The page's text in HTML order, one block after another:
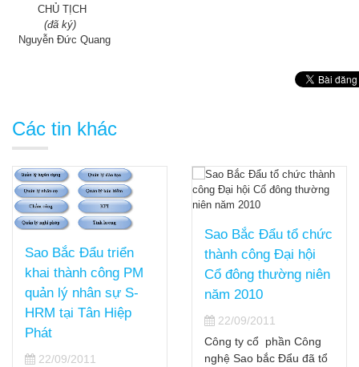
CHỦ TỊCH
(đã ký)
Nguyễn Đức Quang
Các tin khác
Sao Bắc Đẩu triển
khai thành công PM
quản lý nhân sự S-
HRM tại Tân Hiệp
Phát
22/09/2011
Sao Bắc Đẩu tổ chức
thành công Đại hội
Cổ đông thường niên
năm 2010
22/09/2011
Công ty cổ phần Công
nghệ Sao bắc Đẩu đã tổ